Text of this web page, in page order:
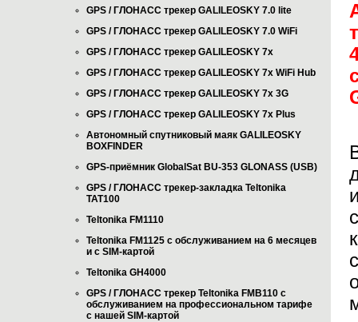
GPS / ГЛОНАСС трекер GALILEOSKY 7.0 lite
GPS / ГЛОНАСС трекер GALILEOSKY 7.0 WiFi
GPS / ГЛОНАСС трекер GALILEOSKY 7x
GPS / ГЛОНАСС трекер GALILEOSKY 7x WiFi Hub
GPS / ГЛОНАСС трекер GALILEOSKY 7x 3G
GPS / ГЛОНАСС трекер GALILEOSKY 7x Plus
Автономный спутниковый маяк GALILEOSKY
BOXFINDER
GPS-приёмник GlobalSat BU-353 GLONASS (USB)
GPS / ГЛОНАСС трекер-закладка Teltonika
TAT100
Teltonika FM1110
Teltonika FM1125 с обслуживанием на 6 месяцев
и с SIM-картой
Teltonika GH4000
GPS / ГЛОНАСС трекер Teltonika FMB110 с
обслуживанием на профессиональном тарифе
с нашей SIM-картой